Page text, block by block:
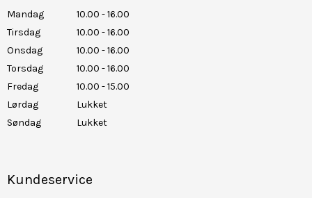
Mandag
10.00 - 16.00
Tirsdag
10.00 - 16.00
Onsdag
10.00 - 16.00
Torsdag
10.00 - 16.00
Fredag
10.00 - 15.00
Lørdag
Lukket
Søndag
Lukket
Kundeservice